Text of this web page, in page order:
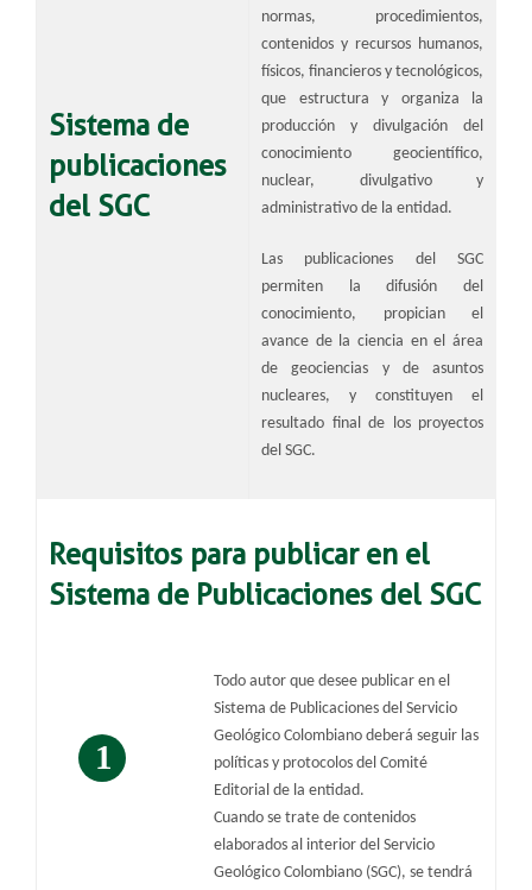
Sistema de
publicaciones
del SGC
normas, procedimientos,
contenidos y recursos humanos,
físicos, financieros y tecnológicos,
que estructura y organiza la
producción y divulgación del
conocimiento geocientífico,
nuclear, divulgativo y
administrativo de la entidad.
Las publicaciones del SGC
permiten la difusión del
conocimiento, propician el
avance de la ciencia en el área
de geociencias y de asuntos
nucleares, y constituyen el
resultado final de los proyectos
del SGC.
Requisitos para publicar en el
Sistema de Publicaciones del SGC
Todo autor que desee publicar en el
Sistema de Publicaciones del Servicio
Geológico Colombiano deberá seguir las
polític​as y proto​​colos del Comité
Editorial de la entidad.
Cuando se trate de contenidos
elaborados al interior del Servicio
Geológico Colombiano (SGC), se tendrá